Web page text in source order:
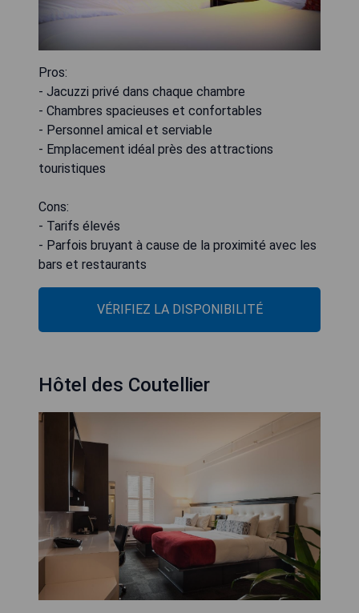
Pros:
- Jacuzzi privé dans chaque chambre
- Chambres spacieuses et confortables
- Personnel amical et serviable
- Emplacement idéal près des attractions
touristiques
Cons:
- Tarifs élevés
- Parfois bruyant à cause de la proximité avec les
bars et restaurants
VÉRIFIEZ LA DISPONIBILITÉ
Hôtel des Coutellier